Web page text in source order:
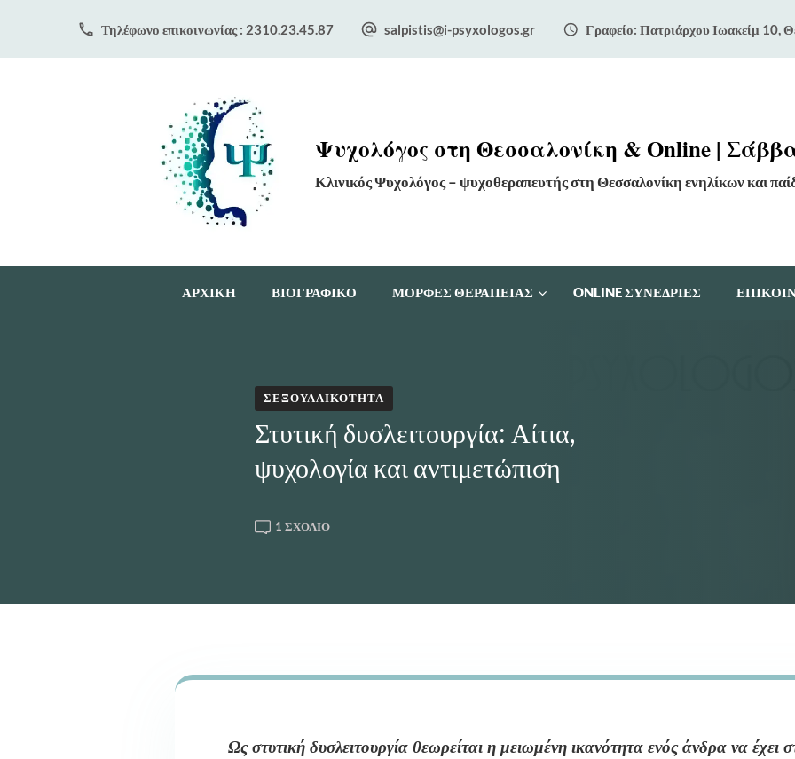
Τηλέφωνο επικοινωνίας : 2310.23.45.87 salpistis@i-psyxologos.gr Γραφείο: Πατριάρχου Ιωακείμ 10,
Ψυχολόγος στη Θεσσαλονίκη & Online |
Κλινικός Ψυχολόγος – ψυχοθεραπευτής στη Θεσσαλονίκη ενηλίκων και
ΑΡΧΙΚΗ ΒΙΟΓΡΑΦΙΚΟ ΜΟΡΦΕΣ ΘΕΡΑΠΕΙΑΣ ONLINE ΣΥΝΕΔΡΙΕΣ
ΣΕΞΟΥΑΛΙΚΌΤΗΤΑ
Στυτική δυσλειτουργία: Αίτια,
ψυχολογία και αντιμετώπιση
1 ΣΧΌΛΙΟΣΤΟ
ΨΥΧΟΛΟΓΊΑ
Ως στυτική δυσλειτουργία θεωρείται η μειωμένη ικανότητα ενός άνδρα να έχει